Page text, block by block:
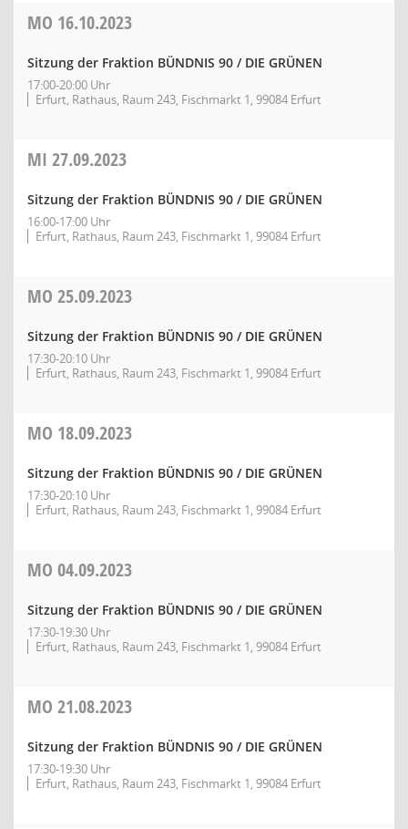
MO 16.10.2023
Sitzung der Fraktion BÜNDNIS 90 / DIE GRÜNEN
17:00-20:00 Uhr
Erfurt, Rathaus, Raum 243, Fischmarkt 1, 99084 Erfurt
MI 27.09.2023
Sitzung der Fraktion BÜNDNIS 90 / DIE GRÜNEN
16:00-17:00 Uhr
Erfurt, Rathaus, Raum 243, Fischmarkt 1, 99084 Erfurt
MO 25.09.2023
Sitzung der Fraktion BÜNDNIS 90 / DIE GRÜNEN
17:30-20:10 Uhr
Erfurt, Rathaus, Raum 243, Fischmarkt 1, 99084 Erfurt
MO 18.09.2023
Sitzung der Fraktion BÜNDNIS 90 / DIE GRÜNEN
17:30-20:10 Uhr
Erfurt, Rathaus, Raum 243, Fischmarkt 1, 99084 Erfurt
MO 04.09.2023
Sitzung der Fraktion BÜNDNIS 90 / DIE GRÜNEN
17:30-19:30 Uhr
Erfurt, Rathaus, Raum 243, Fischmarkt 1, 99084 Erfurt
MO 21.08.2023
Sitzung der Fraktion BÜNDNIS 90 / DIE GRÜNEN
17:30-19:30 Uhr
Erfurt, Rathaus, Raum 243, Fischmarkt 1, 99084 Erfurt